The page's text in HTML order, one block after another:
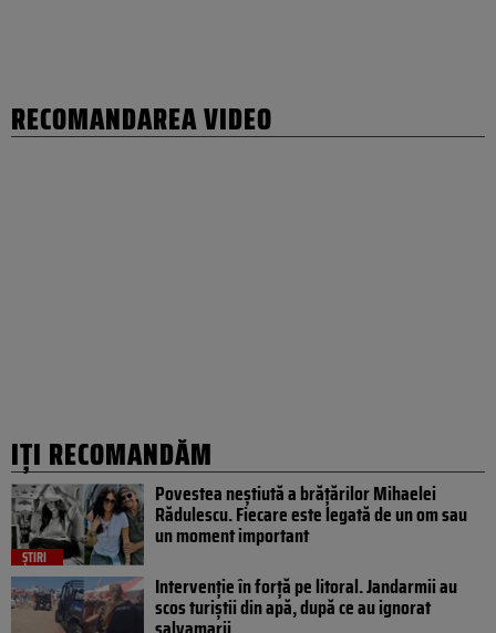
RECOMANDAREA VIDEO
IȚI RECOMANDĂM
ȘTIRI
Povestea neștiută a brățărilor Mihaelei
Rădulescu. Fiecare este legată de un om sau
un moment important
Intervenție în forță pe litoral. Jandarmii au
scos turiștii din apă, după ce au ignorat